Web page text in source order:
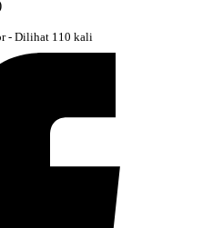
- Dilihat 110 kali